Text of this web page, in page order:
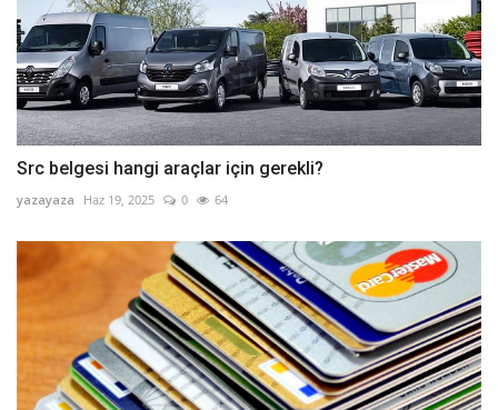
Src belgesi hangi araçlar için gerekli?
yazayaza Haz 19, 2025 0 64